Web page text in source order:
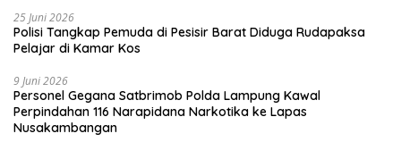
25 Juni 2026
Polisi Tangkap Pemuda di Pesisir Barat Diduga Rudapaksa
Pelajar di Kamar Kos
9 Juni 2026
Personel Gegana Satbrimob Polda Lampung Kawal
Perpindahan 116 Narapidana Narkotika ke Lapas
Nusakambangan